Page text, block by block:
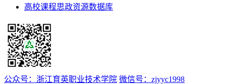
高校课程思政资源数据库
公众号：浙江育英职业技术学院 微信号：zjyyc1998